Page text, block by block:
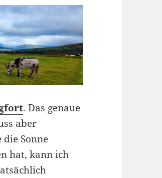
. Das genaue
aber
Sonne
hat, kann ich